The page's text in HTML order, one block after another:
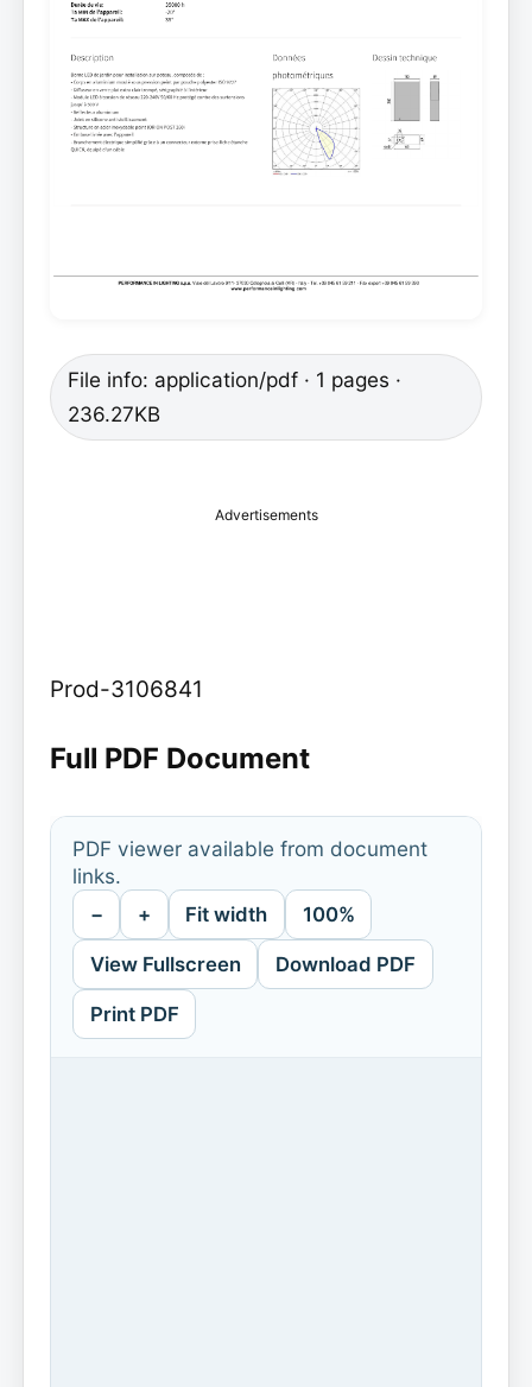
File info: application/pdf · 1 pages ·
236.27KB
Advertisements
Prod-3106841
Full PDF Document
PDF viewer available from document
links.
− + Fit width 100%
View Fullscreen Download PDF
Print PDF